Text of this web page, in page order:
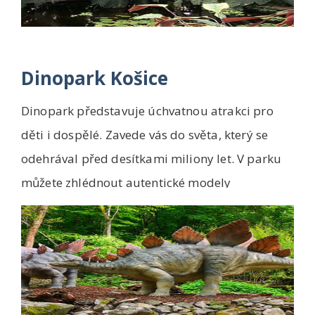
Dinopark Košice
Dinopark představuje úchvatnou atrakci pro
děti i dospělé. Zavede vás do světa, který se
odehrával před desítkami miliony let. V parku
můžete zhlédnout autentické modely
dinosaurů,...